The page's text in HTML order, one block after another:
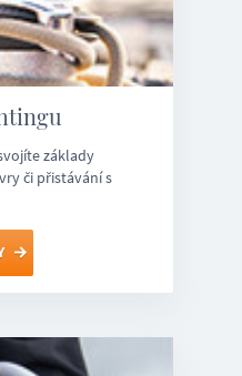
základy
či přistávání s